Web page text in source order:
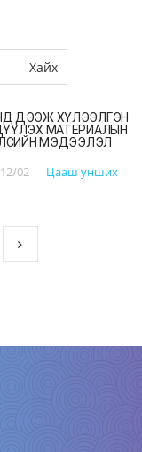
ДЭЭЖ ХҮЛЭЭЛГЭН
МАТЕРИАЛЫН
МЭДЭЭЛЭЛ
02 Цааш унших